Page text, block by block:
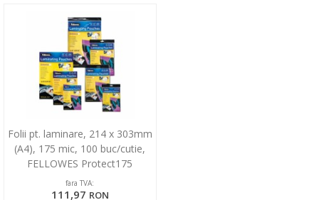
Folii pt. laminare, 214 x 303mm
(A4), 175 mic, 100 buc/cutie,
FELLOWES Protect175
fara TVA:
111,97 RON